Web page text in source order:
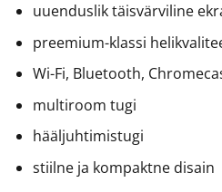
uuenduslik täisvärviline
preemium-klassi
Wi-Fi, Bluetooth,
multiroom tugi
hääljuhtimistugi
stiilne ja kompaktne disain